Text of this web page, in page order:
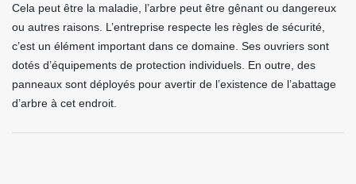
Cela peut être la maladie, l’arbre peut être gênant ou dangereux
ou autres raisons. L’entreprise respecte les règles de sécurité,
c’est un élément important dans ce domaine. Ses ouvriers sont
dotés d’équipements de protection individuels. En outre, des
panneaux sont déployés pour avertir de l’existence de l’abattage
d’arbre à cet endroit.